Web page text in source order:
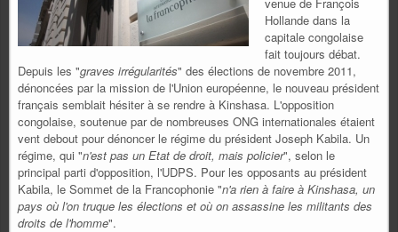
Hollande dans la
capitale congolaise
fait toujours débat.
Depuis les "graves irrégularités" des élections de novembre 2011,
dénoncées par la mission de l'Union européenne, le nouveau président
français semblait hésiter à se rendre à Kinshasa. L'opposition
congolaise, soutenue par de nombreuses ONG internationales étaient
vent debout pour dénoncer le régime du président Joseph Kabila. Un
régime, qui "n'est pas un Etat de droit, mais policier", selon le
principal parti d'opposition, l'UDPS. Pour les opposants au président
Kabila, le Sommet de la Francophonie "n'a rien à faire à Kinshasa, un
pays où l'on truque les élections et où on assassine les militants des
droits de l'homme".